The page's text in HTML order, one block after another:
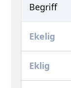
Begriff
Ekelig
Eklig